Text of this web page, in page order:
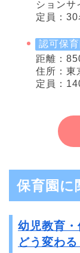
ションサ
定員：30
認可保育
距離：
住所：東
定員：
保育園に
幼児教育
どう変わる